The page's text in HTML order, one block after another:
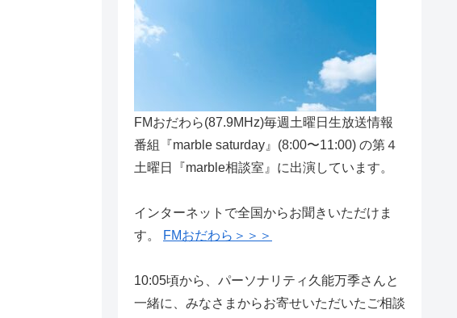
FMおだわら(87.9MHz)毎週土曜日生放送情報
番組『marble saturday』(8:00〜11:00) の第４
土曜日『marble相談室』に出演しています。
インターネットで全国からお聞きいただけま
す。
FMおだわら＞＞＞
10:05頃から、パーソナリティ久能万季さんと
一緒に、みなさまからお寄せいただいたご相談